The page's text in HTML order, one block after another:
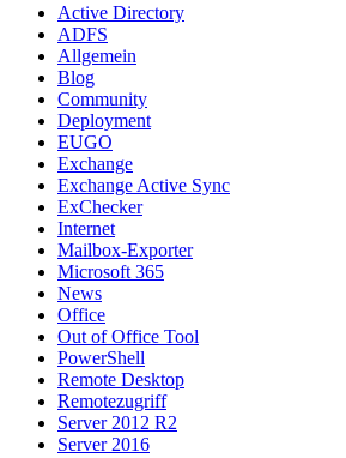
Active Directory
ADFS
Allgemein
Blog
Community
Deployment
EUGO
Exchange
Exchange Active Sync
ExChecker
Internet
Mailbox-Exporter
Microsoft 365
News
Office
Out of Office Tool
PowerShell
Remote Desktop
Remotezugriff
Server 2012 R2
Server 2016